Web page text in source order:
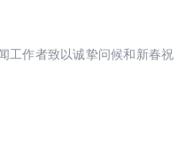
工作者致以诚挚问候和新春祝